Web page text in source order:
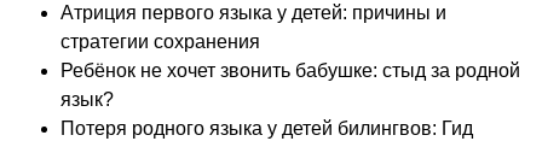
Атриция первого языка у детей: причины и
стратегии сохранения
Ребёнок не хочет звонить бабушке: стыд за родной
язык?
Потеря родного языка у детей билингвов: Гид